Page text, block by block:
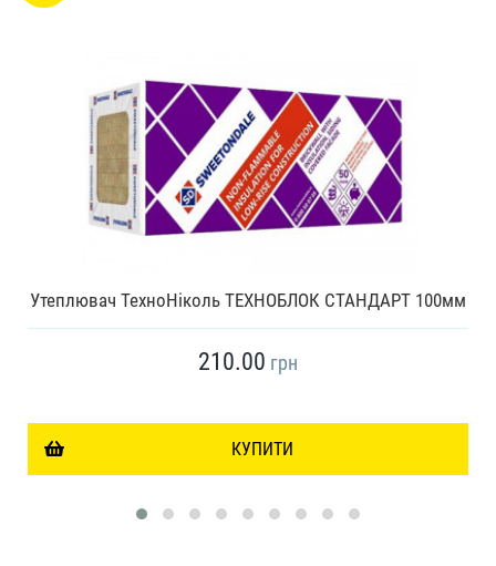
Утеплювач ТехноНіколь ТЕХНОБЛОК СТАНДАРТ 100мм
210.00 грн
КУПИТИ